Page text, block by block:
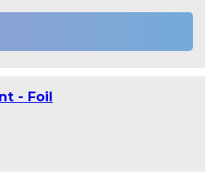
- Foil